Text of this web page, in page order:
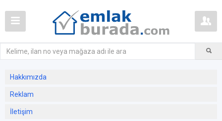
Hakkımızda
Reklam
İletişim